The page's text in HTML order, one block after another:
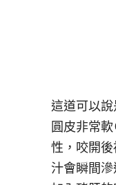
這道可以
圓皮非常
性，咬開
汁會瞬間